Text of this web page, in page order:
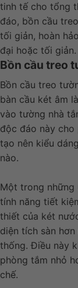
tinh tế cho tổng
đáo, bồn cầu
tối giản, hoàn
đại hoặc tối giản.
Bồn cầu treo
Bồn cầu treo
bàn cầu két âm
vào tường nhà
độc đáo này
tạo nên kiểu
nào.
Một trong những
tính năng tiết
thiết của két
diện tích sàn
thống. Điều này
phòng tắm nhỏ
chế.